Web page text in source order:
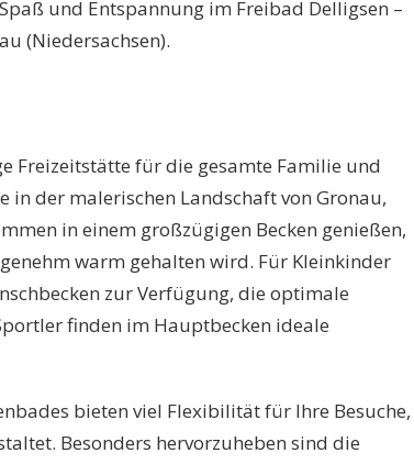
und Entspannung im Freibad Delligsen –
(Niedersachsen).
Freizeitstätte für die gesamte Familie und
der malerischen Landschaft von Gronau,
in einem großzügigen Becken genießen,
warm gehalten wird. Für Kleinkinder
zur Verfügung, die optimale
finden im Hauptbecken ideale
bieten viel Flexibilität für Ihre Besuche,
Besonders hervorzuheben sind die